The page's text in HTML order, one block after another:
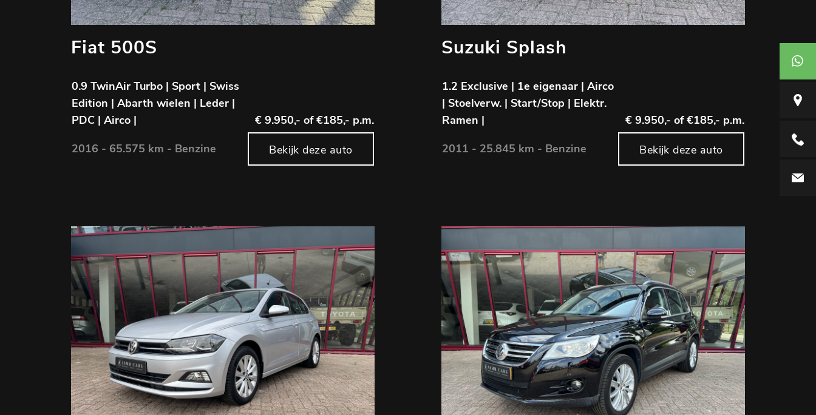
+316
Fiat 500S
0.9 TwinAir Turbo | Sport | Swiss
Edition | Abarth wielen | Leder |
PDC | Airco |
€ 9.950,- of €185,- p.m.
2016 - 65.575 km - Benzine
Bekijk deze auto
Suzuki Splash
1.2 Exclusive | 1e eigenaar | Airco
| Stoelverw. | Start/Stop | Elektr.
Ramen |
€ 9.950,- of €185,- p.m.
2011 - 25.845 km - Benzine
Bekijk deze auto